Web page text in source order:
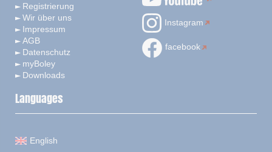
Registrierung
Wir über uns
Impressum
AGB
Datenschutz
myBoley
Downloads
Instagram
facebook
Languages
English